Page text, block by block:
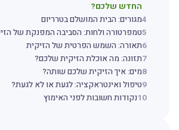
החדש שלכם?
מגורים: הבית המושלם בטרריום
טמפרטורה ולחות: הסביבה המפנקת של
6תאורה: השמש הפרטית של הזיקית
7תזונה: מה אוכלת הזיקית שלכם?
8מים: איך הזיקית שלכם שותה?
9טיפול ואינטראקציה: לגעת או לא לגעת?
10נקודות חשובות לפני האימוץ